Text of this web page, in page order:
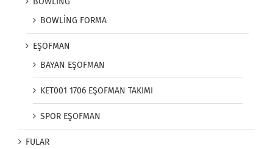
BOWLİNG FORMA
EŞOFMAN
BAYAN EŞOFMAN
KET001 1706 EŞOFMAN TAKIMI
SPOR EŞOFMAN
FULAR